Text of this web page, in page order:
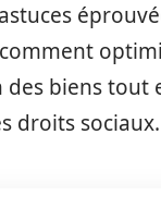
des biens tout
droits sociaux.